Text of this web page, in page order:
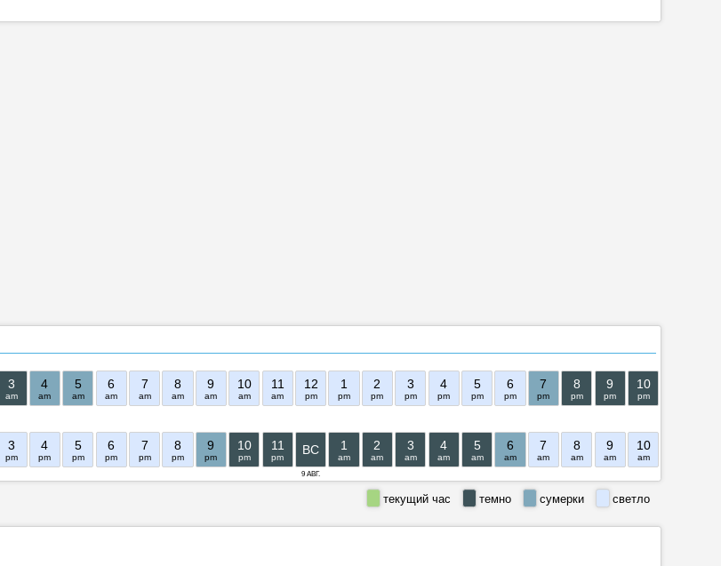
3
am
4
am
5
am
6
am
7
am
8
am
9
am
10
am
11
am
12
pm
1
pm
2
pm
3
pm
4
pm
5
pm
6
pm
7
pm
8
pm
9
pm
10
pm
3
pm
4
pm
5
pm
6
pm
7
pm
8
pm
9
pm
10
pm
11
pm
9 АВГ.
ВС 1
am
2
am
3
am
4
am
5
am
6
am
7
am
8
am
9
am
10
am
светло
сумерки
темно
текущий час